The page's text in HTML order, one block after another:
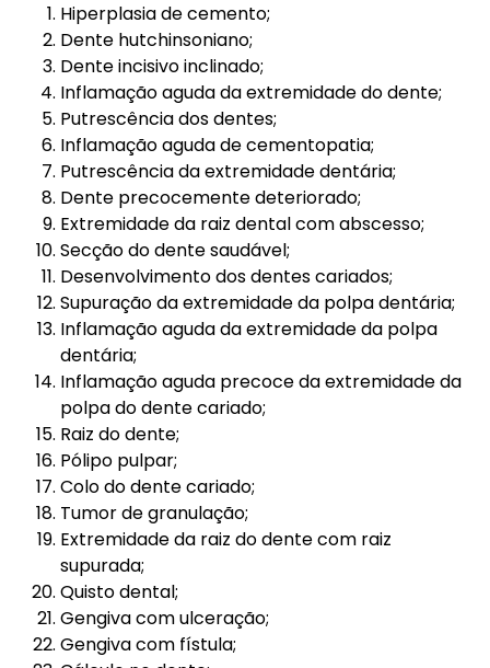
Hiperplasia de cemento;
Dente hutchinsoniano;
Dente incisivo inclinado;
Inflamação aguda da extremidade do dente;
Putrescência dos dentes;
Inflamação aguda de cementopatia;
Putrescência da extremidade dentária;
Dente precocemente deteriorado;
Extremidade da raiz dental com abscesso;
Secção do dente saudável;
Desenvolvimento dos dentes cariados;
Supuração da extremidade da polpa dentária;
Inflamação aguda da extremidade da polpa
dentária;
Inflamação aguda precoce da extremidade da
polpa do dente cariado;
Raiz do dente;
Pólipo pulpar;
Colo do dente cariado;
Tumor de granulação;
Extremidade da raiz do dente com raiz
supurada;
Quisto dental;
Gengiva com ulceração;
Gengiva com fístula;